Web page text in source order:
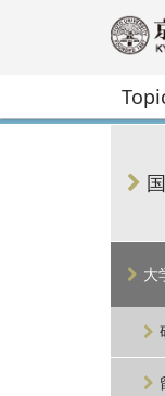
大